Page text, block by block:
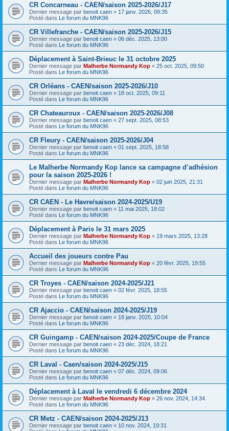
CR Concarneau - CAEN/saison 2025-2026/J17
Dernier message par benoit caen « 17 janv. 2026, 09:35
Posté dans Le forum du MNK96
CR Villefranche - CAEN/saison 2025-2026/J15
Dernier message par benoit caen « 06 déc. 2025, 13:00
Posté dans Le forum du MNK96
Déplacement à Saint-Brieuc le 31 octobre 2025
Dernier message par Malherbe Normandy Kop « 25 oct. 2025, 09:50
Posté dans Le forum du MNK96
CR Orléans - CAEN/saison 2025-2026/J10
Dernier message par benoit caen « 18 oct. 2025, 09:11
Posté dans Le forum du MNK96
CR Chateauroux - CAEN/saison 2025-2026/J08
Dernier message par benoit caen « 27 sept. 2025, 08:53
Posté dans Le forum du MNK96
CR Fleury - CAEN/saison 2025-2026/J04
Dernier message par benoit caen « 01 sept. 2025, 18:58
Posté dans Le forum du MNK96
Le Malherbe Normandy Kop lance sa campagne d’adhésion
pour la saison 2025-2026 !
Dernier message par Malherbe Normandy Kop « 02 juin 2025, 21:31
Posté dans Le forum du MNK96
CR CAEN - Le Havre/saison 2024-2025/U19
Dernier message par benoit caen « 11 mai 2025, 18:02
Posté dans Le forum du MNK96
Déplacement à Paris le 31 mars 2025
Dernier message par Malherbe Normandy Kop « 19 mars 2025, 13:28
Posté dans Le forum du MNK96
Accueil des joueurs contre Pau
Dernier message par Malherbe Normandy Kop « 20 févr. 2025, 19:55
Posté dans Le forum du MNK96
CR Troyes - CAEN/saison 2024-2025/J21
Dernier message par benoit caen « 02 févr. 2025, 18:55
Posté dans Le forum du MNK96
CR Ajaccio - CAEN/saison 2024-2025/J19
Dernier message par benoit caen « 18 janv. 2025, 10:04
Posté dans Le forum du MNK96
CR Guingamp - CAEN/saison 2024-2025/Coupe de France
Dernier message par benoit caen « 23 déc. 2024, 18:21
Posté dans Le forum du MNK96
CR Laval - Caen/saison 2024-2025/J15
Dernier message par benoit caen « 07 déc. 2024, 09:06
Posté dans Le forum du MNK96
Déplacement à Laval le vendredi 6 décembre 2024
Dernier message par Malherbe Normandy Kop « 26 nov. 2024, 14:34
Posté dans Le forum du MNK96
CR Metz - CAEN/saison 2024-2025/J13
Dernier message par benoit caen « 10 nov. 2024, 19:31